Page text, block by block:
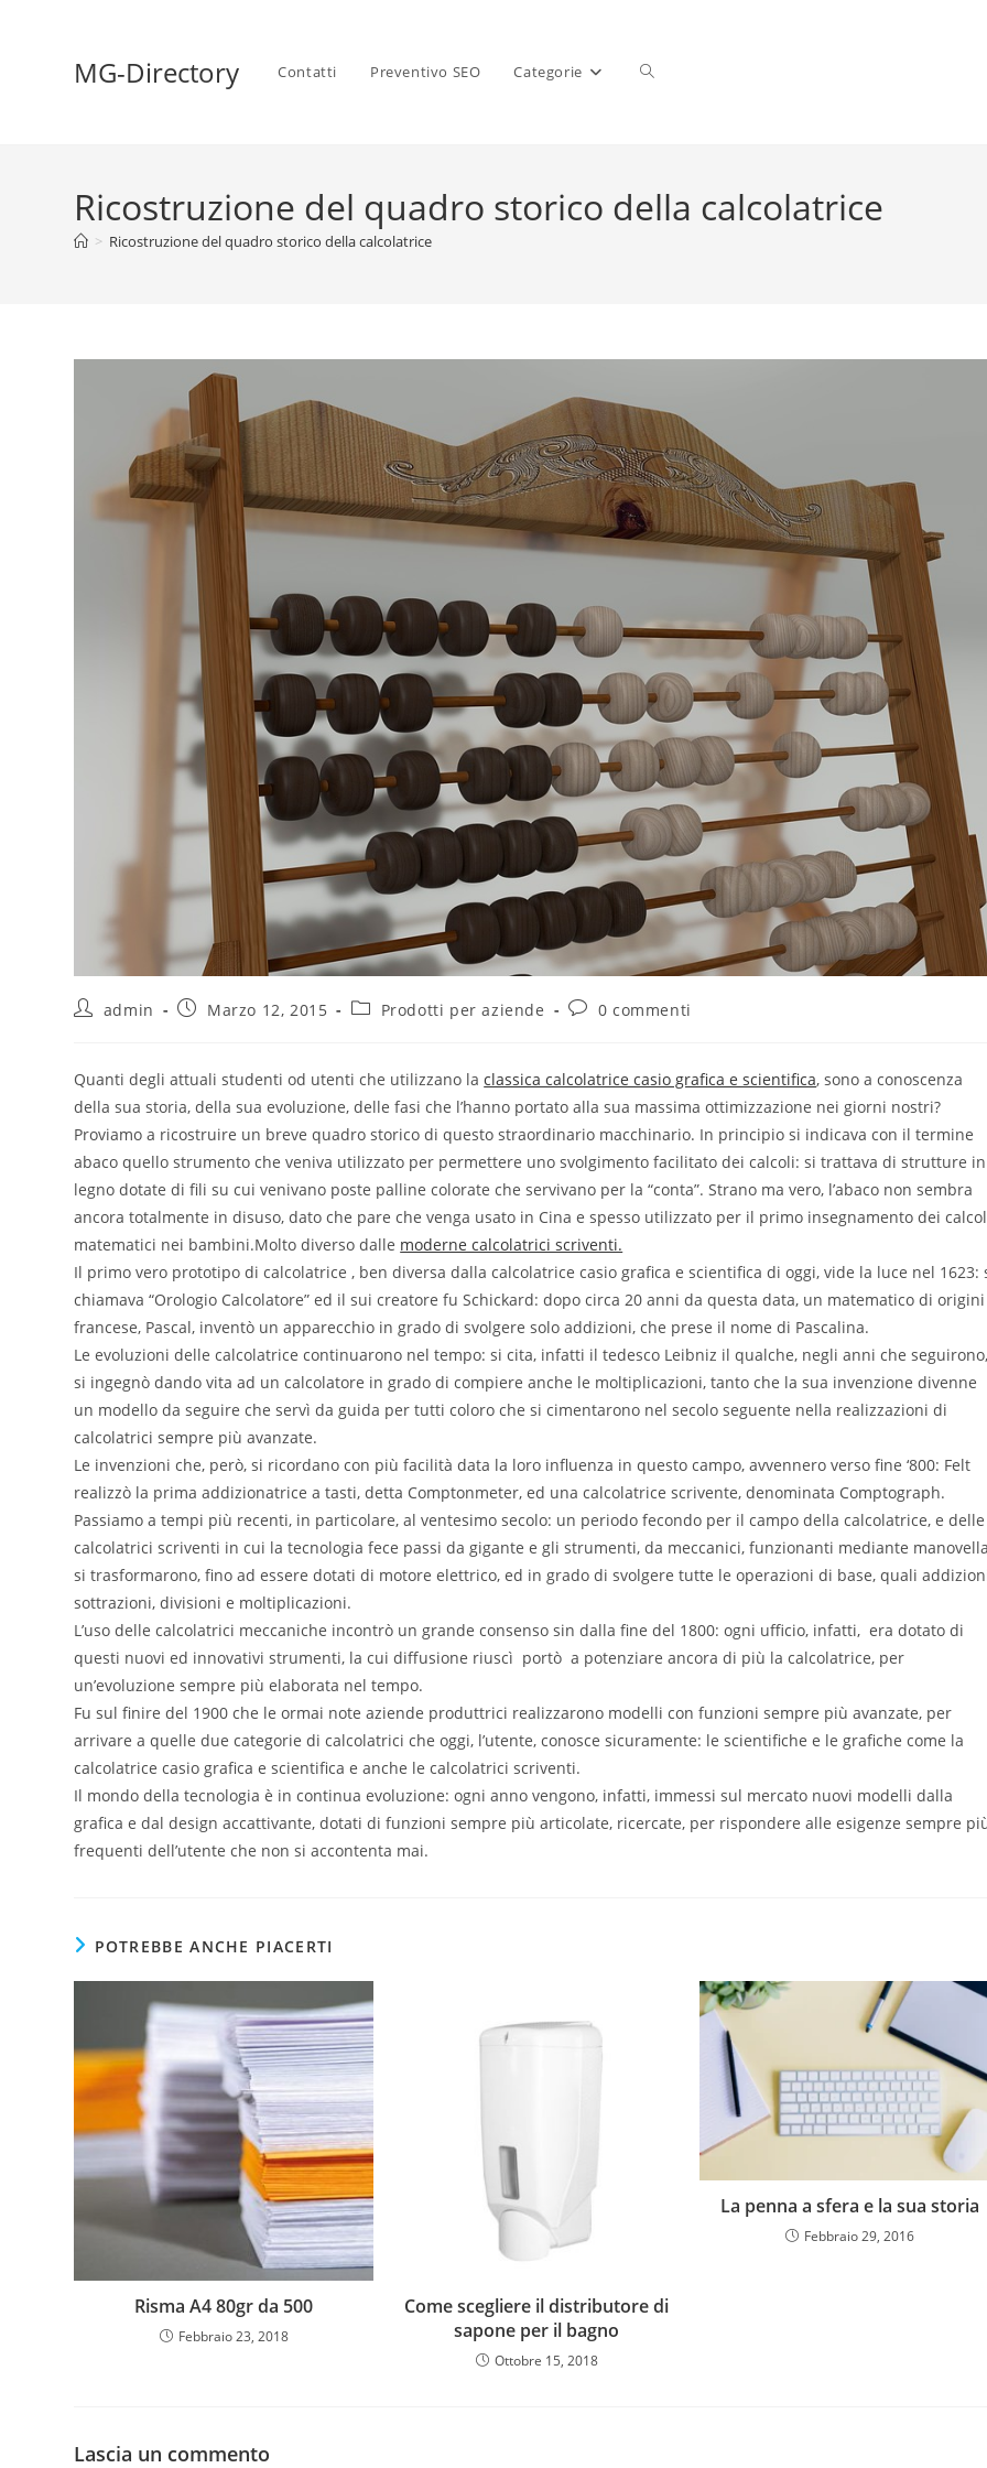
MG-Directory Contatti Preventivo SEO Categorie
Ricostruzione del quadro storico della calcolatrice
> Ricostruzione del quadro storico della calcolatrice
admin Marzo 12, 2015 Prodotti per aziende 0 commenti
Quanti degli attuali studenti od utenti che utilizzano laclassica calcolatrice casio grafica e scientifica, sono a conoscenza
della sua storia, della sua evoluzione, delle fasi che l’hanno portato alla sua massima ottimizzazione nei giorni nostri?
Proviamo a ricostruire un breve quadro storico di questo straordinario macchinario. In principio si indicava con il termine
abaco quello strumento che veniva utilizzato per permettere uno svolgimento facilitato dei calcoli: si trattava di strutture in
legno dotate di fili su cui venivano poste palline colorate che servivano per la “conta”. Strano ma vero, l’abaco non sembra
ancora totalmente in disuso, dato che pare che venga usato in Cina e spesso utilizzato per il primo insegnamento dei
matematici nei bambini.Molto diverso dalle moderne calcolatrici scriventi.
Il primo vero prototipo di calcolatrice , ben diversa dalla calcolatrice casio grafica e scientifica di oggi, vide la luce nel 1623:
chiamava “Orologio Calcolatore” ed il sui creatore fu Schickard: dopo circa 20 anni da questa data, un matematico di origini
francese, Pascal, inventò un apparecchio in grado di svolgere solo addizioni, che prese il nome di Pascalina.
Le evoluzioni delle calcolatrice continuarono nel tempo: si cita, infatti il tedesco Leibniz il qualche, negli anni che seguirono,
si ingegnò dando vita ad un calcolatore in grado di compiere anche le moltiplicazioni, tanto che la sua invenzione divenne
un modello da seguire che servì da guida per tutti coloro che si cimentarono nel secolo seguente nella realizzazioni di
calcolatrici sempre più avanzate.
Le invenzioni che, però, si ricordano con più facilità data la loro influenza in questo campo, avvennero verso fine ‘800: Felt
realizzò la prima addizionatrice a tasti, detta Comptonmeter, ed una calcolatrice scrivente, denominata Comptograph.
Passiamo a tempi più recenti, in particolare, al ventesimo secolo: un periodo fecondo per il campo della calcolatrice, e delle
calcolatrici scriventi in cui la tecnologia fece passi da gigante e gli strumenti, da meccanici, funzionanti mediante
si trasformarono, fino ad essere dotati di motore elettrico, ed in grado di svolgere tutte le operazioni di base, quali
sottrazioni, divisioni e moltiplicazioni.
L’uso delle calcolatrici meccaniche incontrò un grande consenso sin dalla fine del 1800: ogni ufficio, infatti, era dotato di
questi nuovi ed innovativi strumenti, la cui diffusione riuscì portò a potenziare ancora di più la calcolatrice, per
un’evoluzione sempre più elaborata nel tempo.
Fu sul finire del 1900 che le ormai note aziende produttrici realizzarono modelli con funzioni sempre più avanzate, per
arrivare a quelle due categorie di calcolatrici che oggi, l’utente, conosce sicuramente: le scientifiche e le grafiche come la
calcolatrice casio grafica e scientifica e anche le calcolatrici scriventi.
Il mondo della tecnologia è in continua evoluzione: ogni anno vengono, infatti, immessi sul mercato nuovi modelli dalla
grafica e dal design accattivante, dotati di funzioni sempre più articolate, ricercate, per rispondere alle esigenze sempre
frequenti dell’utente che non si accontenta mai.
POTREBBE ANCHE PIACERTI
Risma A4 80gr da 500
Febbraio 23, 2018
Come scegliere il distributore di
sapone per il bagno
Ottobre 15, 2018
La penna a sfera e la sua storia
Febbraio 29, 2016
Lascia un commento